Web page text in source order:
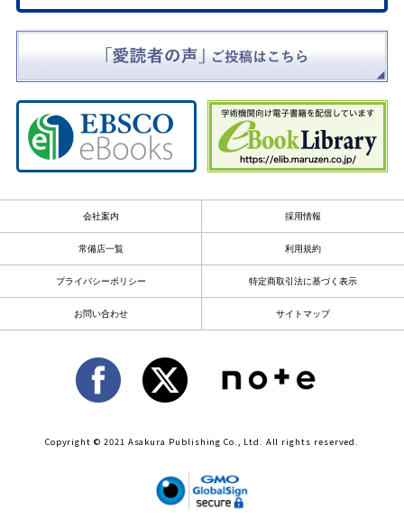
会社案内 採用情報
常備店一覧 利用規約
プライバシーポリシー 特定商取引法に基づく表示
お問い合わせ サイトマップ
Copyright © 2021 Asakura Publishing Co., Ltd. All rights reserved.